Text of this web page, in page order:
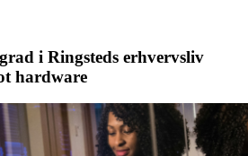
i Ringsteds erhvervsliv
hardware